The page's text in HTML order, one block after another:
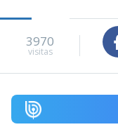
3970
visitas